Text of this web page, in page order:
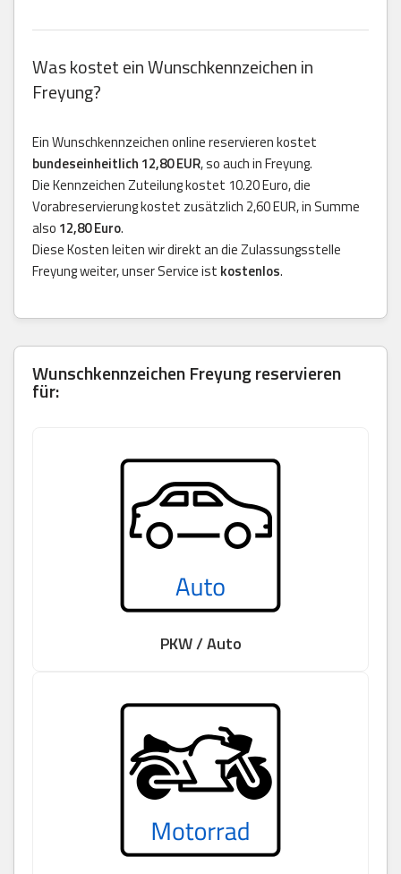
Was kostet ein Wunschkennzeichen in
Freyung?
Ein Wunschkennzeichen online reservieren kostet
bundeseinheitlich 12,80 EUR, so auch in Freyung.
Die Kennzeichen Zuteilung kostet 10.20 Euro, die
Vorabreservierung kostet zusätzlich 2,60 EUR, in Summe
also 12,80 Euro.
Diese Kosten leiten wir direkt an die Zulassungsstelle
Freyung weiter, unser Service ist kostenlos.
Wunschkennzeichen Freyung reservieren
für:
PKW / Auto